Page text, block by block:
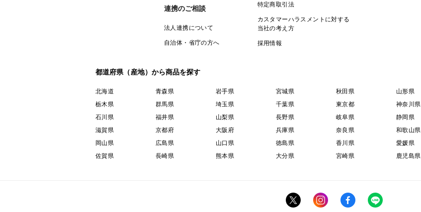
連携のご相談
法人連携について
自治体・省庁の方へ
特定商取引法
カスタマーハラスメントに対する
当社の考え方
採用情報
都道府県（産地）から商品を探す
北海道 青森県 岩手県 宮城県 秋田県 山形県
栃木県
群馬県 埼玉県 千葉県 東京都 神奈川県
石川県
福井県 山梨県 長野県 岐阜県 静岡県
滋賀県
京都府 大阪府 兵庫県 奈良県 和歌山県
岡山県
広島県 山口県 徳島県 香川県 愛媛県
佐賀県
長崎県 熊本県 大分県 宮崎県 鹿児島県